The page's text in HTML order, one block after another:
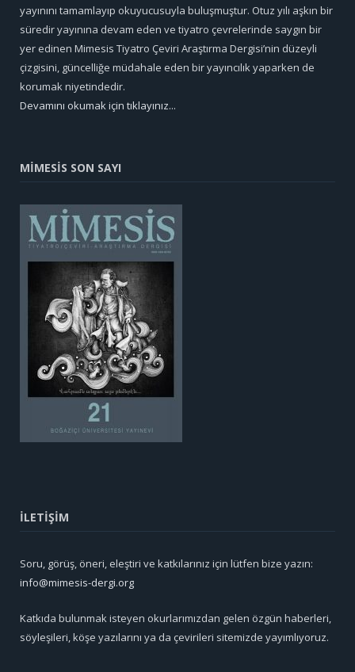
yayınını tamamlayıp okuyucusuyla buluşmuştur. Otuz yılı aşkın bir
süredir yayınına devam eden ve tiyatro çevrelerinde saygın bir
yer edinen Mimesis Tiyatro Çeviri Araştırma Dergisi’nin düzeyli
çizgisini, güncelliğe müdahale eden bir yayıncılık yaparken de
korumak niyetindedir.
Devamını okumak için tıklayınız...
MİMESİS SON SAYI
İLETİŞİM
Soru, görüş, öneri, eleştiri ve katkılarınız için lütfen bize yazın:
info@mimesis-dergi.org
Katkıda bulunmak isteyen okurlarımızdan gelen özgün haberleri,
söyleşileri, köşe yazılarını ya da çevirileri sitemizde yayımlıyoruz.